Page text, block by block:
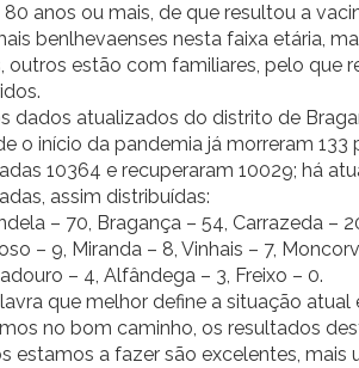
anos ou mais, de que resultou a
benlhevaenses nesta faixa etária,
outros estão com familiares, pelo que
dados atualizados do distrito de
o início da pandemia já morreram 133
10364 e recuperaram 10029; há
assim distribuídas:
– 70, Bragança – 54, Carrazeda –
– 9, Miranda – 8, Vinhais – 7,
– 4, Alfândega – 3, Freixo – 0.
que melhor define a situação atual
no bom caminho, os resultados
estamos a fazer são excelentes, mais